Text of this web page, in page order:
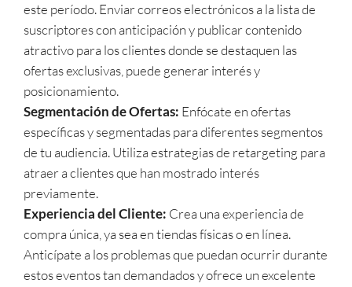
este período. Enviar correos electrónicos a la lista de
suscriptores con anticipación y publicar contenido
atractivo para los clientes donde se destaquen las
ofertas exclusivas, puede generar interés y
posicionamiento.
Segmentación de Ofertas: Enfócate en ofertas
específicas y segmentadas para diferentes segmentos
de tu audiencia. Utiliza estrategias de retargeting para
atraer a clientes que han mostrado interés
previamente.
Experiencia del Cliente: Crea una experiencia de
compra única, ya sea en tiendas físicas o en línea.
Anticípate a los problemas que puedan ocurrir durante
estos eventos tan demandados y ofrece un excelente